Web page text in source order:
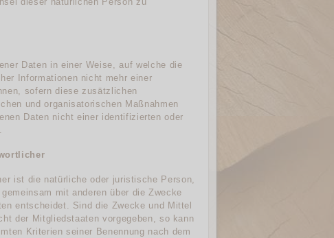
Daten in einer Weise, auf welche die
Informationen nicht mehr einer
sofern diese zusätzlichen
und organisatorischen Maßnahmen
Daten nicht einer identifizierten oder
ist die natürliche oder juristische Person,
mit anderen über die Zwecke
entscheidet. Sind die Zwecke und Mittel
der Mitgliedstaaten vorgegeben, so kann
Kriterien seiner Benennung nach dem